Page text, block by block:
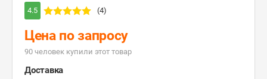
4.5 (4)
Цена по запросу
90 человек купили этот товар
Доставка